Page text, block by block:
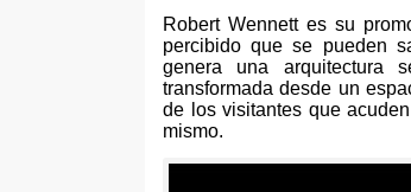
Robert Wennett es su
percibido que se pueden
genera una arquitectura
transformada desde un
de los visitantes que
mismo.